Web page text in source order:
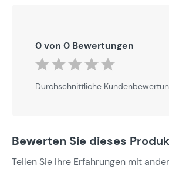
0 von 0 Bewertungen
Durchschnittliche Bewertung
Durchschnittliche
Bewerten Sie dieses
Teilen Sie Ihre Erfahrungen mit